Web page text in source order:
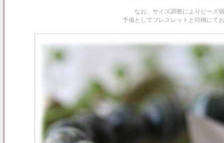
なお、サイズ調整によりビーズ
予備としてブレスレットと同梱にて